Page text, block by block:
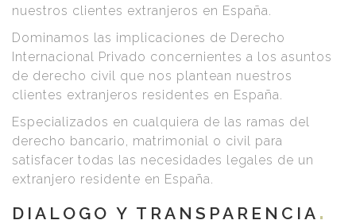
nuestros clientes extranjeros en España.
Dominamos las implicaciones de Derecho
Internacional Privado concernientes a los asuntos
de derecho civil que nos plantean nuestros
clientes extranjeros residentes en España.
Especializados en cualquiera de las ramas del
derecho bancario, matrimonial o civil para
satisfacer todas las necesidades legales de un
extranjero residente en España.
DIALOGO Y TRANSPARENCIA